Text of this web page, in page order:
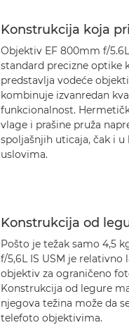
Konstrukcija koja
Objektiv EF 800mm f/
standard precizne optike
predstavlja vodeće
kombinuje izvanredan
funkcionalnost.
vlage i prašine pruža
spoljašnjih uticaja, čak i
uslovima.
Konstrukcija od
Pošto je težak samo 4,5
f/5,6L IS USM je relativno
objektiv za ograničeno
Konstrukcija od legure
njegova težina može da
telefoto objektivima.